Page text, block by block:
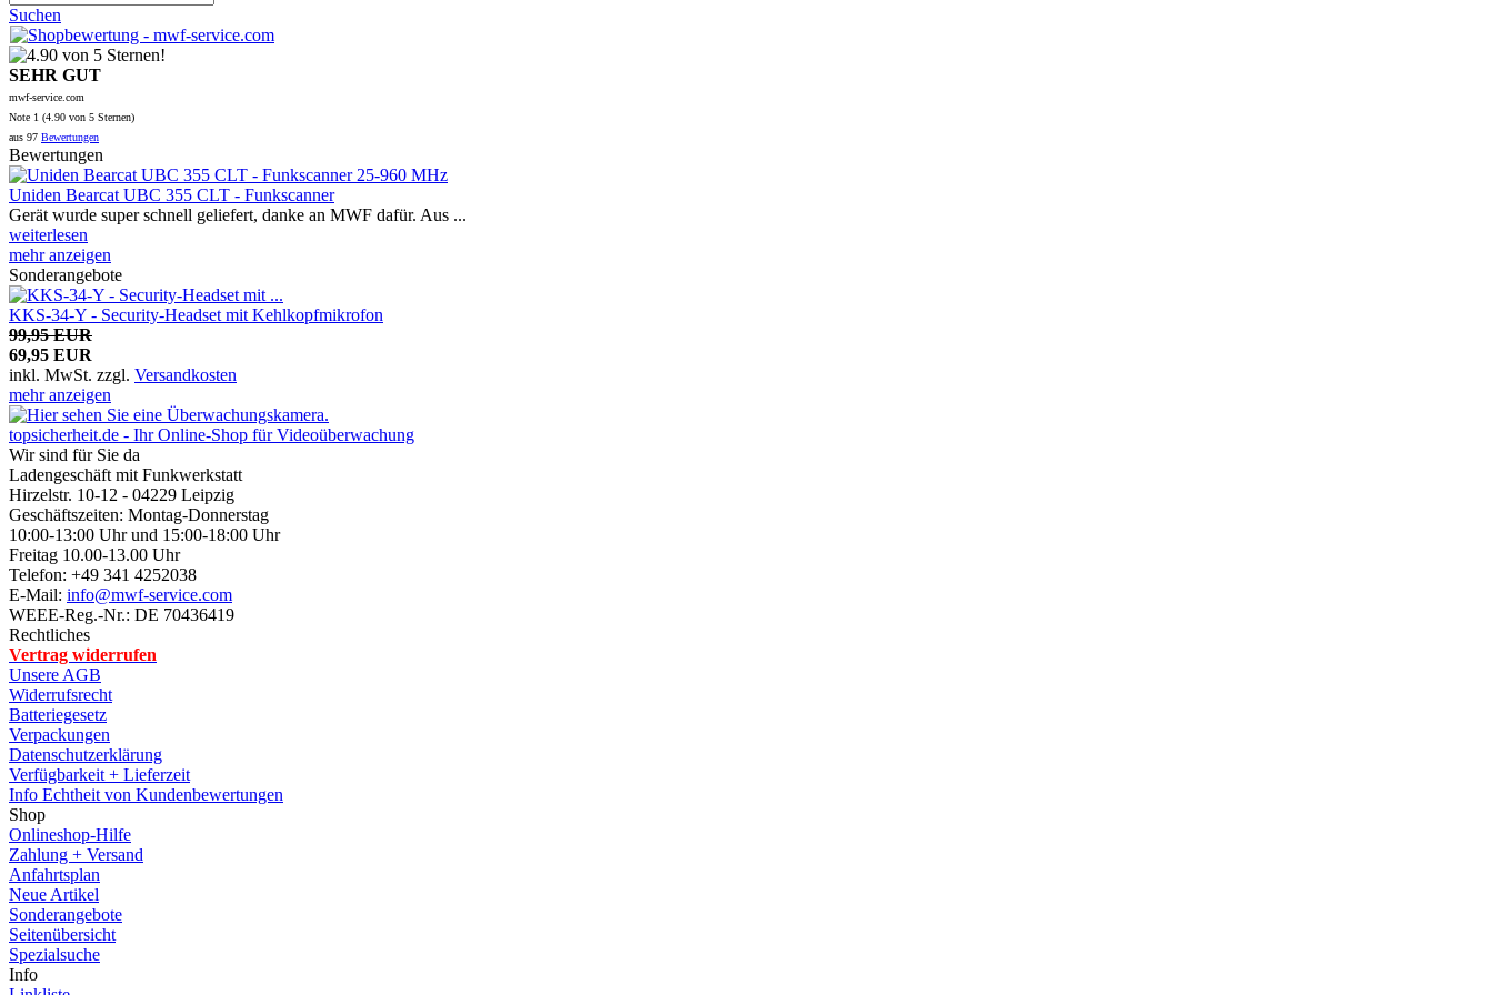
Suchen
SEHR GUT
mwf-service.com
Note 1 (4.90 von 5 Sternen)
aus 97 Bewertungen
Bewertungen
Uniden Bearcat UBC 355 CLT - Funkscanner
Gerät wurde super schnell geliefert, danke an MWF dafür. Aus ...
weiterlesen
mehr anzeigen
Sonderangebote
KKS-34-Y - Security-Headset mit Kehlkopfmikrofon
99,95 EUR
69,95 EUR
inkl. MwSt. zzgl. Versandkosten
mehr anzeigen
topsicherheit.de - Ihr Online-Shop für Videoüberwachung
Wir sind für Sie da
Ladengeschäft mit Funkwerkstatt
Hirzelstr. 10-12 - 04229 Leipzig
Geschäftszeiten: Montag-Donnerstag
10:00-13:00 Uhr und 15:00-18:00 Uhr
Freitag 10.00-13.00 Uhr
Telefon: +49 341 4252038
E-Mail: info@mwf-service.com
WEEE-Reg.-Nr.: DE 70436419
Rechtliches
Vertrag widerrufen
Unsere AGB
Widerrufsrecht
Batteriegesetz
Verpackungen
Datenschutzerklärung
Verfügbarkeit + Lieferzeit
Info Echtheit von Kundenbewertungen
Shop
Onlineshop-Hilfe
Zahlung + Versand
Anfahrtsplan
Neue Artikel
Sonderangebote
Seitenübersicht
Spezialsuche
Info